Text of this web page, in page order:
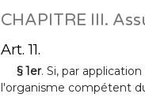
CHAPITRE III.
Art. 11.
§ 1er. Si, par
l'organisme compétent